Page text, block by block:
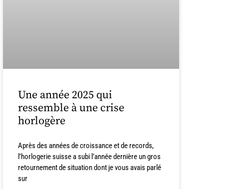
Une année 2025 qui
ressemble à une crise
horlogère
Après des années de croissance et de records,
l’horlogerie suisse a subi l’année dernière un gros
retournement de situation dont je vous avais parlé
sur